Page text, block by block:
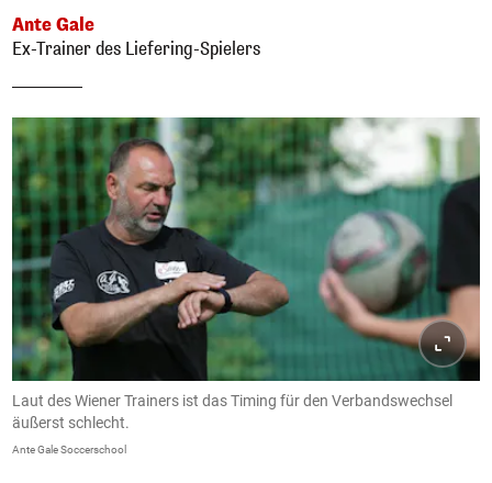
Ante Gale
Ex-Trainer des Liefering-Spielers
Laut des Wiener Trainers ist das Timing für den Verbandswechsel
äußerst schlecht.
Ante Gale Soccerschool